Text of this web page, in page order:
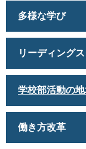
多様な学び
リーディング
学校部活動の
働き方改革